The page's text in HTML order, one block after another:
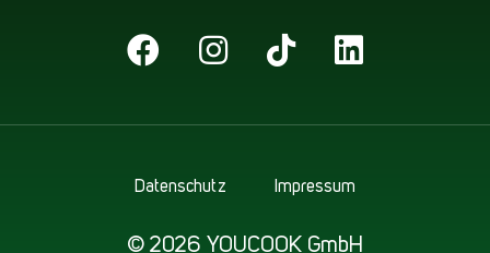
© 2026 YOUCOOK GmbH
Datenschutz Impressum